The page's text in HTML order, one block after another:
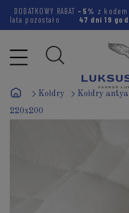
DODATKOWY RABAT -5% z kodem:
lata pozostało
47 dni 19
Kołdry Kołdry
220x200